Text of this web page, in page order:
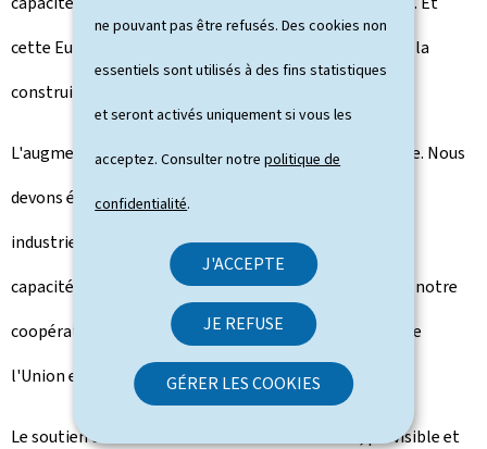
ne pouvant pas être refusés. Des cookies non
essentiels sont utilisés à des fins statistiques
et seront activés uniquement si vous les
acceptez. Consulter notrepolitique de
confidentialité.
J'ACCEPTE
JE REFUSE
GÉRER LES COOKIES
cette Europe plus forte, nous sommes déjà en train de la
construire au sein de l'Alliance.
L'augmentation des dépenses ne suffira pas à elle seule. Nous
devons également investir plus efficacement dans nos
industries de défense, renforcer la coordination de nos
capacités et de nos bases industrielles, et approfondir notre
coopération avec nos partenaires, avant tout au sein de
l'Union européenne.
Le soutien des Alliés à l'Ukraine doit rester fort, prévisible et